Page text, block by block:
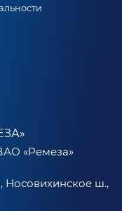
«Ремеза»
Носовихинское ш.,